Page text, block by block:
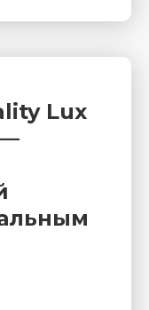
Lux
—